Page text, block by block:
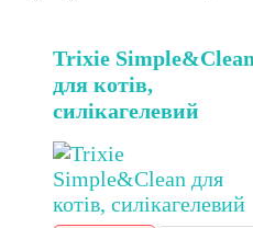
Trixie Simple&Clean
для котів,
силікагелевий
товар
має
кілька
варіантів.
Параметри
можна
вибрати